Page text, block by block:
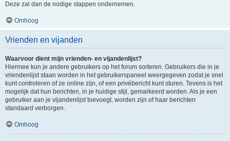
Deze zal dan de nodige stappen ondernemen.
Omhoog
Vrienden en vijanden
Waarvoor dient mijn vrienden- en vijandenlijst?
Hiermee kun je andere gebruikers op het forum sorteren. Gebruikers die in je
vriendenlijst staan worden in het gebruikerspaneel weergegeven zodat je snel
kunt controleren of ze online zijn, of een privébericht kunt sturen. Tevens is het
mogelijk dat hun berichten, in je huidige stijl, gemarkeerd worden. Als je een
gebruiker aan je vijandenlijst toevoegt, worden zijn of haar berichten
standaard verborgen.
Omhoog